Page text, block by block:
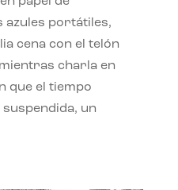
azules portátiles,
cena con el telón
charla en
que el tiempo
un